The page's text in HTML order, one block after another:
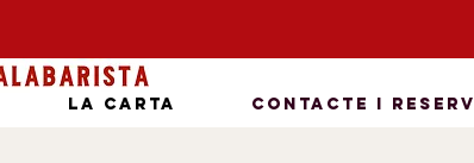
LA CARTA Contacte i